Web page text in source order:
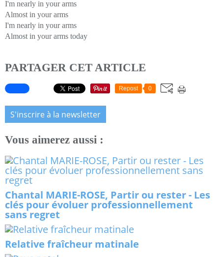
I'm nearly in your arms
Almost in your arms
I'm nearly in your arms
Almost in your arms today
PARTAGER CET ARTICLE
Repost 0
S'inscrire à la newsletter
Vous aimerez aussi :
Chantal MARIE-ROSE, Partir ou rester - Les
clés pour évoluer professionnellement
sans regret
Relative fraîcheur matinale